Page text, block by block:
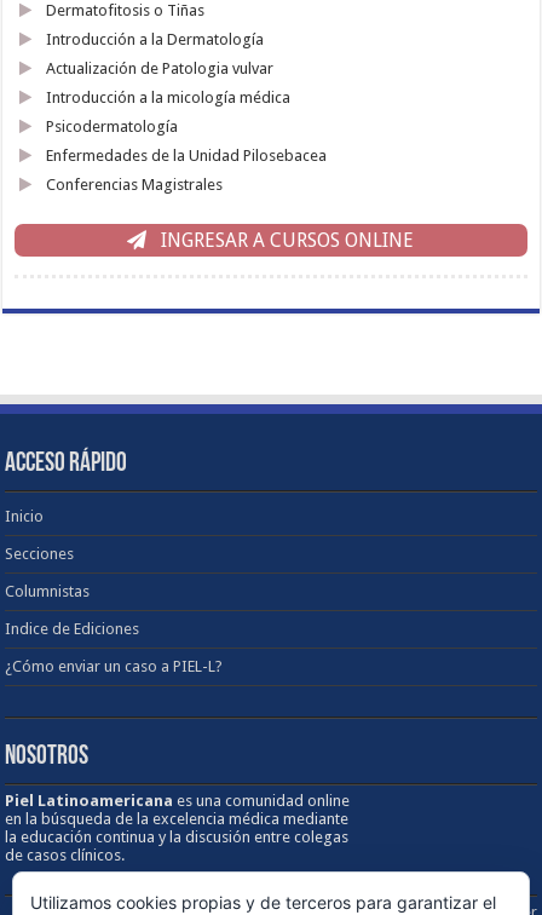
Dermatofitosis o Tiñas
Introducción a la Dermatología
Actualización de Patologia vulvar
Introducción a la micología médica
Psicodermatología
Enfermedades de la Unidad Pilosebacea
Conferencias Magistrales
INGRESAR A CURSOS ONLINE
ACCESO RÁPIDO
Inicio
Secciones
Columnistas
Indice de Ediciones
¿Cómo enviar un caso a PIEL-L?
NOSOTROS
Piel Latinoamericanaes una comunidad online
en la búsqueda de la excelencia médica mediante
la educación continua y la discusión entre colegas
de casos clínicos.
Utilizamos cookies propias y de terceros para garantizar el